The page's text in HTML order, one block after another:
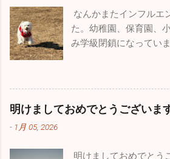
を言うとかなり歳も取
体は悲鳴をあげてるん
いたいな～なんて日も
びも全力でやらないと
さも厳しく乾燥もひど
い。注意しましょうね！
は必ず立派に育つと信
子供とは、褒めるにし
さん 接してあげてくだ
末年始は飲む、食べる
を付けてください！ 今
りました。こうやって
ブルーインパルスのパ
なれたこと。幼少時か
かけていた自分として
なんかまたインフルエ
た。幼稚園、保育園、
み学級閉鎖になってい
います。どちらかと言
罹患者は多い気がしま
す。型はほとんどがＢ
明けましておめでとうございま
- 1月 05, 2026
明けましておめでとう